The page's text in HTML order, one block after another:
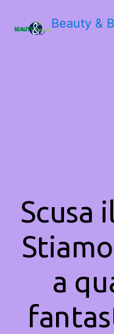
Beauty &
Scusa
a